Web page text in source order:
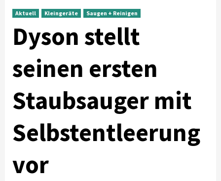
Aktuell Kleingeräte Saugen + Reinigen
Dyson stellt
seinen ersten
Staubsauger mit
Selbstentleerung
vor